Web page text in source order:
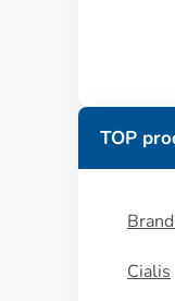
TOP
Cialis